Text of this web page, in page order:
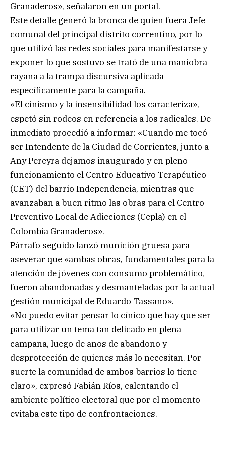
Granaderos», señalaron en un portal.
Este detalle generó la bronca de quien fuera Jefe
comunal del principal distrito correntino, por lo
que utilizó las redes sociales para manifestarse y
exponer lo que sostuvo se trató de una maniobra
rayana a la trampa discursiva aplicada
específicamente para la campaña.
«El cinismo y la insensibilidad los caracteriza»,
espetó sin rodeos en referencia a los radicales. De
inmediato procedió a informar: «Cuando me tocó
ser Intendente de la Ciudad de Corrientes, junto a
Any Pereyra dejamos inaugurado y en pleno
funcionamiento el Centro Educativo Terapéutico
(CET) del barrio Independencia, mientras que
avanzaban a buen ritmo las obras para el Centro
Preventivo Local de Adicciones (Cepla) en el
Colombia Granaderos».
Párrafo seguido lanzó munición gruesa para
aseverar que «ambas obras, fundamentales para la
atención de jóvenes con consumo problemático,
fueron abandonadas y desmanteladas por la actual
gestión municipal de Eduardo Tassano».
«No puedo evitar pensar lo cínico que hay que ser
para utilizar un tema tan delicado en plena
campaña, luego de años de abandono y
desprotección de quienes más lo necesitan. Por
suerte la comunidad de ambos barrios lo tiene
claro», expresó Fabián Ríos, calentando el
ambiente político electoral que por el momento
evitaba este tipo de confrontaciones.